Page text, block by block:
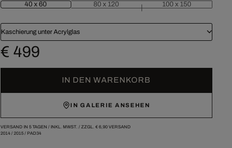
40 x 60 80 x 120 100 x 150
Kaschierung unter Acrylglas
€ 499
IN DEN WARENKORB
IN GALERIE ANSEHEN
VERSAND IN 5 TAGEN / INKL. MWST. / ZZGL. € 6,90VERSAND
2014/ 2015/ PAD34